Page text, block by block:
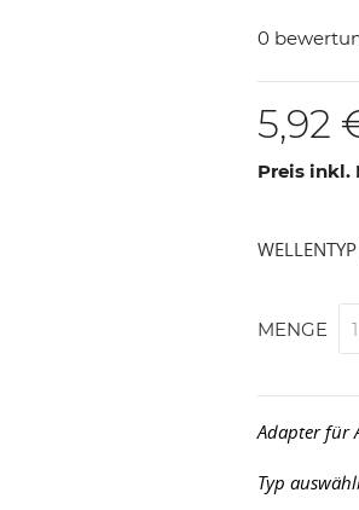
0
5,92
Preis inkl.
MENGE
Adapter für
Typ